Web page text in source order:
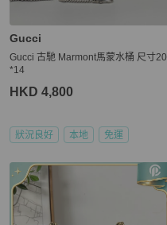
Gucci
Gucci 古馳 Marmont馬蒙水桶 尺寸20
*14
HKD 4,800
狀況良好 本地 免運